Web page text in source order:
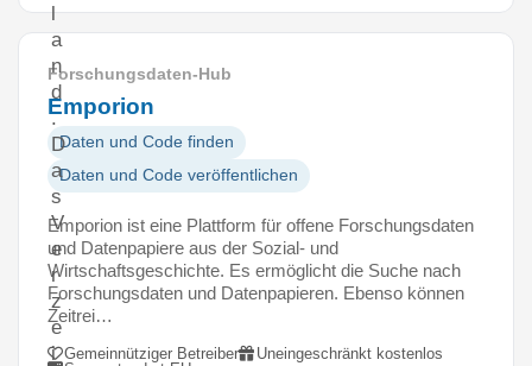
l
a
n
d
.
D
a
s
V
e
r
z
e
i
Forschungsdaten-Hub
Emporion
Daten und Code finden
Daten und Code veröffentlichen
Emporion ist eine Plattform für offene Forschungsdaten
und Datenpapiere aus der Sozial- und
Wirtschaftsgeschichte. Es ermöglicht die Suche nach
Forschungsdaten und Datenpapieren. Ebenso können
Zeitrei…
Gemeinnütziger Betreiber
Uneingeschränkt kostenlos